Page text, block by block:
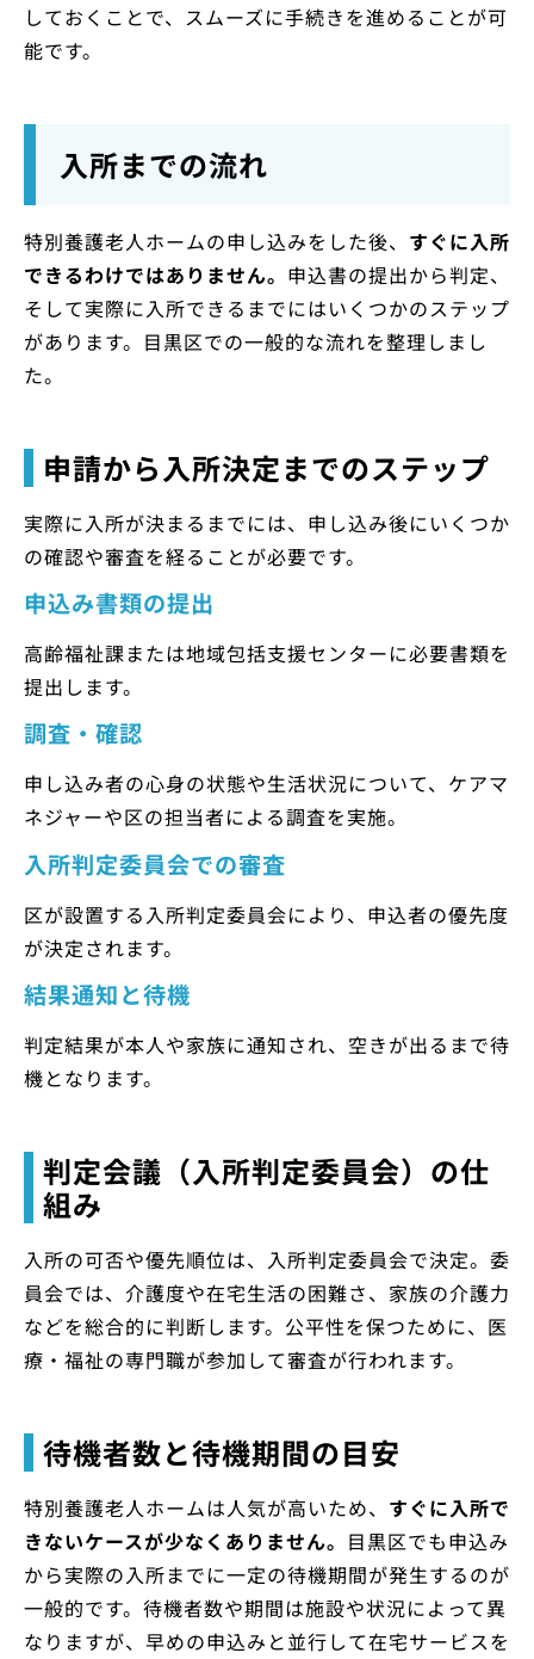
しておくことで、スムーズに手続きを進めることが可
能です。
入所までの流れ
特別養護老人ホームの申し込みをした後、 すぐに入所
できるわけではありません。 申込書の提出から判定、
そして実際に入所できるまでにはいくつかのステップ
があります。目黒区での一般的な流れを整理しまし
た。
申請から入所決定までのステップ
実際に入所が決まるまでには、申し込み後にいくつか
の確認や審査を経ることが必要です。
申込み書類の提出
高齢福祉課または地域包括支援センターに必要書類を
提出します。
調査・確認
申し込み者の心身の状態や生活状況について、ケアマ
ネジャーや区の担当者による調査を実施。
入所判定委員会での審査
区が設置する入所判定委員会により、申込者の優先度
が決定されます。
結果通知と待機
判定結果が本人や家族に通知され、空きが出るまで待
機となります。
判定会議（入所判定委員会）の仕
組み
入所の可否や優先順位は、入所判定委員会で決定。委
員会では、介護度や在宅生活の困難さ、家族の介護力
などを総合的に判断します。公平性を保つために、医
療・福祉の専門職が参加して審査が行われます。
待機者数と待機期間の目安
特別養護老人ホームは人気が高いため、 すぐに入所で
きないケースが少なくありません。 目黒区でも申込み
から実際の入所までに一定の待機期間が発生するのが
一般的です。待機者数や期間は施設や状況によって異
なりますが、早めの申込みと並行して在宅サービスを